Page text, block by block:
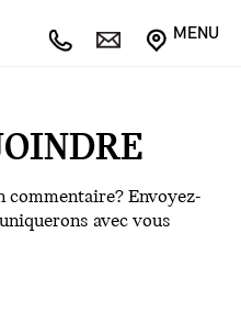
MENU
commentaire? Envoyez-
avec vous